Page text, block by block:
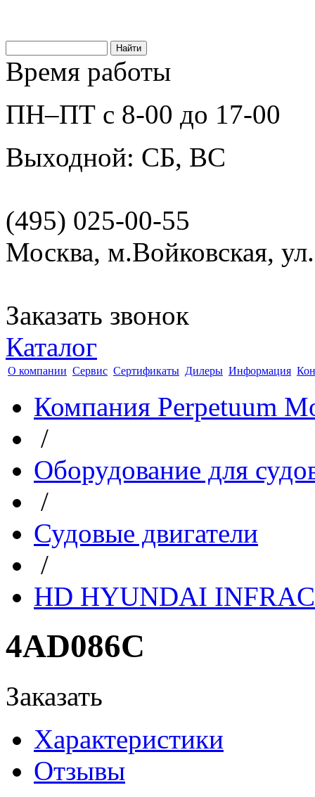
Время работы
ПН–ПТ с 8-00 до 17-00
Выходной: СБ, ВС
(495) 025-00-55
Москва, м.Войковская,
Заказать звонок
Каталог
О компании Сервис Сертификаты Дилеры Информация
Компания Perpetuum
/
Оборудование для
/
Судовые двигатели
/
HD HYUNDAI
4AD086C
Заказать
Характеристики
Отзывы